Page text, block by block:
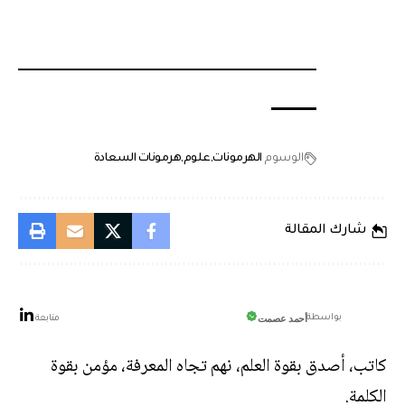
الوسوم الهرمونات علومهرمونات السعادة
شارك المقالة
بواسطةأحمد عصمت متابعة
كاتب، أصدق بقوة العلم، نهم تجاه المعرفة، مؤمن بقوة
الكلمة.